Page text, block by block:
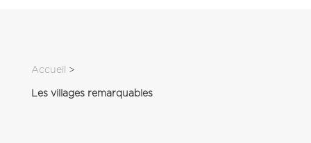
Accueil >
Les villages remarquables